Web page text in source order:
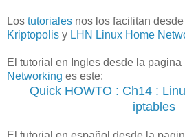
Los tutoriales nos los facilitan
Kriptopolis y LHN Linux Home
El tutorial en Ingles desde la pagina
Networking es este:
Quick HOWTO : Ch14 :
iptables